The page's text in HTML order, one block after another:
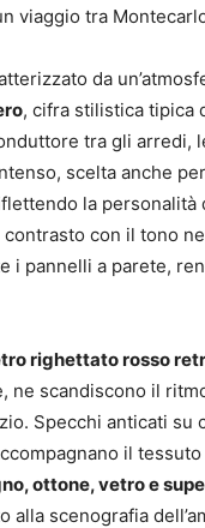
viaggio tra
da
, cifra stilistica tipica
tra gli arredi,
scelta anche
la personalità
con il tono
i pannelli a parete,
righettato rosso
ne scandiscono il
Specchi anticati su
il
ottone, vetro e
alla scenografia